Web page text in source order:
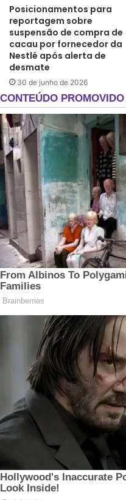
Posicionamentos para
reportagem sobre
suspensão de compra de
cacau por fornecedor da
Nestlé após alerta de
desmate
30 de junho de 2026